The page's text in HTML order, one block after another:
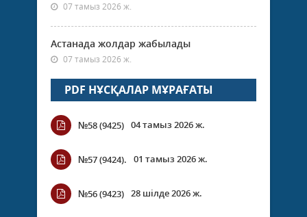
07 тамыз 2026 ж.
Астанада жолдар жабылады
07 тамыз 2026 ж.
PDF НҰСҚАЛАР МҰРАҒАТЫ
№58 (9425) 04 тамыз 2026 ж.
№57 (9424). 01 тамыз 2026 ж.
№56 (9423) 28 шілде 2026 ж.